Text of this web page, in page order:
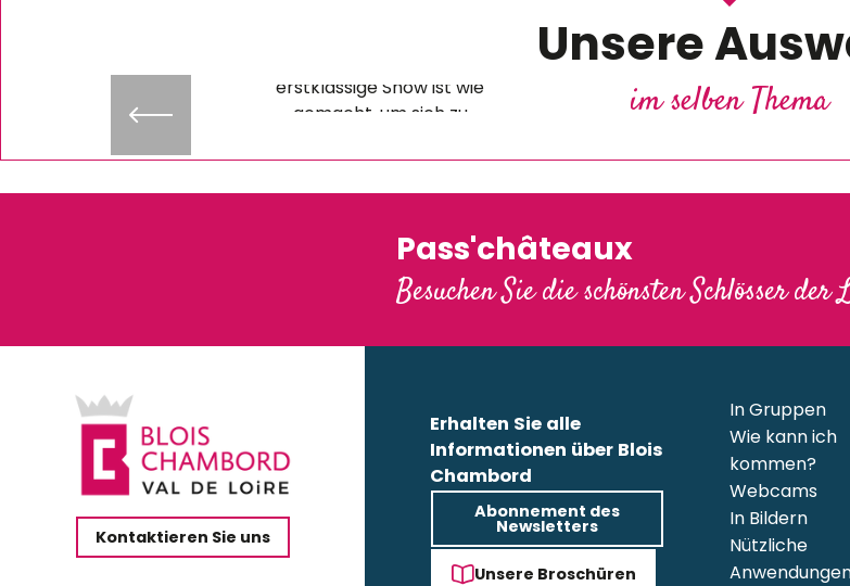
Unsere
im selben Thema
erstklassige Show ist wie
gemacht, um sich zu
Abend zu verbringen
Mehr erfahren
Pass'châteaux
Besuchen Sie die schönsten Schlösser der
Kontaktieren Sie uns
Erhalten Sie alle
Informationen über Blois
Chambord
Abonnement des
Newsletters
Unsere Broschüren
In Gruppen
Wie kann ich
kommen?
Webcams
In Bildern
Nützliche